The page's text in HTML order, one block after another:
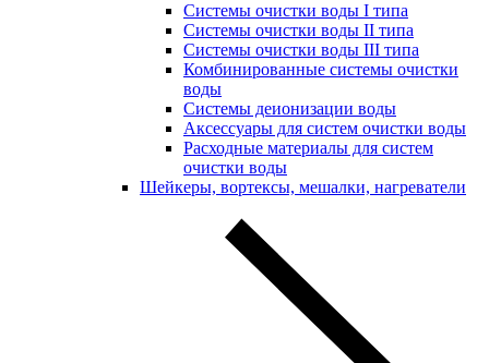
Системы очистки воды I типа
Системы очистки воды II типа
Системы очистки воды III типа
Комбинированные системы очистки
воды
Системы деионизации воды
Аксессуары для систем очистки воды
Расходные материалы для систем
очистки воды
Шейкеры, вортексы, мешалки, нагреватели